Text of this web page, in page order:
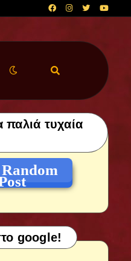
παλιά τυχαία
google!